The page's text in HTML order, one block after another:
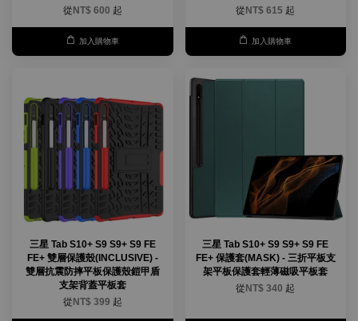
從 NT$ 600 起
加入購物車
從 NT$ 615 起
加入購物車
三星 Tab S10+ S9 S9+ S9 FE
FE+ 雙層保護殼(INCLUSIVE) -
雙層抗震防摔平板保護殼鎧甲盾
支架背蓋平板套
從 NT$ 399 起
三星 Tab S10+ S9 S9+ S9 FE
FE+ 保護套(MASK) - 三折平板支
架平板保護套輕薄磁吸平板套
從 NT$ 340 起